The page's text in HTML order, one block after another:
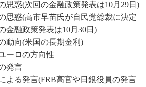
思惑(次回の金融政策発表は10月29日)
思惑(高市早苗氏が自民党総裁に決定
金融政策発表は10月30日)
動向(米国の長期金利)
ーロの方向性
発言
よる発言(FRB高官や日銀役員の発言